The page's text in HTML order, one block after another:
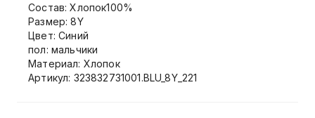
Состав: Хлопок100%
Размер: 8Y
Цвет: Синий
пол: мальчики
Материал: Хлопок
Артикул: 323832731001.BLU_8Y_221